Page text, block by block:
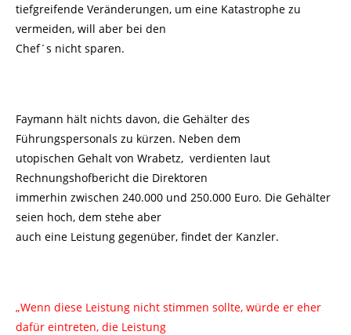
tiefgreifende Veränderungen, um eine Katastrophe zu
vermeiden, will aber bei den
Chef´s nicht sparen.
Faymann hält nichts davon, die Gehälter des
Führungspersonals zu kürzen. Neben dem
utopischen Gehalt von Wrabetz, verdienten laut
Rechnungshofbericht die Direktoren
immerhin zwischen 240.000 und 250.000 Euro. Die Gehälter
seien hoch, dem stehe aber
auch eine Leistung gegenüber, findet der Kanzler.
„Wenn diese Leistung nicht stimmen sollte, würde er eher
dafür eintreten, die Leistung